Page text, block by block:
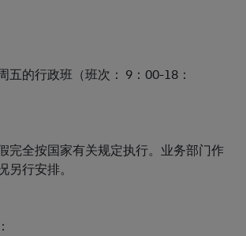
五的行政班（班次： 9：00-18：
完全按国家有关规定执行。业务部门作
另行安排。